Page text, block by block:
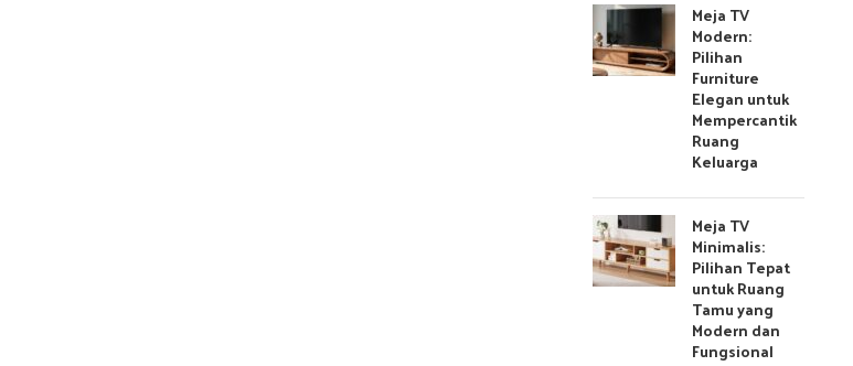
Meja TV
Modern:
Pilihan
Furniture
Elegan untuk
Mempercantik
Ruang
Keluarga
Meja TV
Minimalis:
Pilihan Tepat
untuk Ruang
Tamu yang
Modern dan
Fungsional